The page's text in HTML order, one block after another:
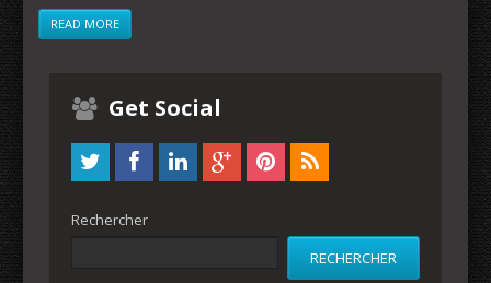
READ MORE
Get Social
Rechercher
RECHERCHER